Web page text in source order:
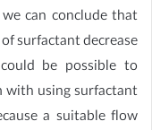
can conclude that
surfactant decrease
be possible to
with using surfactant
a suitable flow